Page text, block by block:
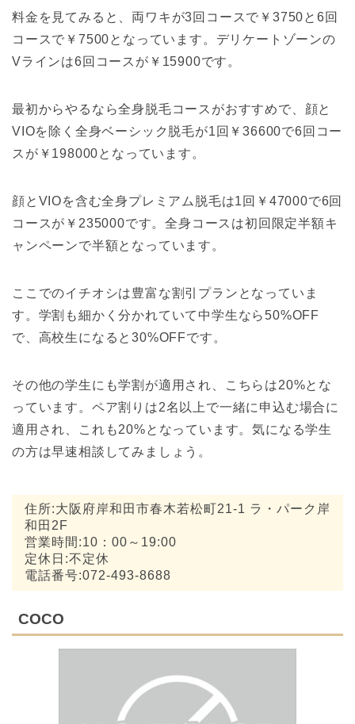
料金を見てみると、両ワキが3回コースで￥3750と6回
コースで￥7500となっています。デリケートゾーンの
Vラインは6回コースが￥15900です。
最初からやるなら全身脱毛コースがおすすめで、顔と
VIOを除く全身ベーシック脱毛が1回￥36600で6回コー
スが￥198000となっています。
顔とVIOを含む全身プレミアム脱毛は1回￥47000で6回
コースが￥235000です。全身コースは初回限定半額キ
ャンペーンで半額となっています。
ここでのイチオシは豊富な割引プランとなっていま
す。学割も細かく分かれていて中学生なら50%OFF
で、高校生になると30%OFFです。
その他の学生にも学割が適用され、こちらは20%とな
っています。ペア割りは2名以上で一緒に申込む場合に
適用され、これも20%となっています。気になる学生
の方は早速相談してみましょう。
住所:大阪府岸和田市春木若松町21-1 ラ・パーク岸
和田2F
営業時間:10：00～19:00
定休日:不定休
電話番号:072-493-8688
COCO